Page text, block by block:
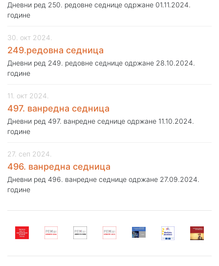
Дневни ред 250. редовне седнице одржане 01.11.2024.
године
30. окт 2024.
249.редовна седница
Дневни ред 249. редовне седнице одржане 28.10.2024.
године
11. окт 2024.
497. ванредна седница
Дневни ред 497. ванредне седнице одржане 11.10.2024.
године
27. сеп 2024.
496. ванредна седница
Дневни ред 496. ванредне седнице одржане 27.09.2024.
године